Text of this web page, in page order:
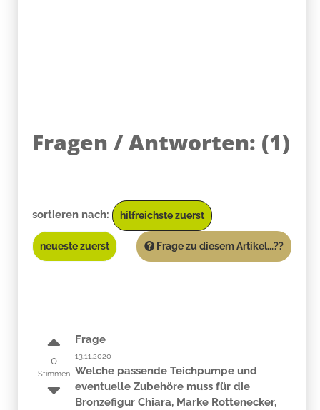
Fragen / Antworten: (1)
sortieren nach: hilfreichste zuerst
neueste zuerst Frage zu diesem Artikel...??
0
Stimmen
Frage
13.11.2020
Welche passende Teichpumpe und
eventuelle Zubehöre muss für die
Bronzefigur Chiara, Marke Rottenecker,